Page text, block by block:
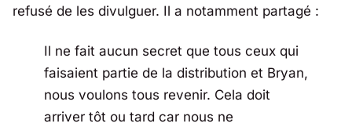
refusé de les divulguer. Il a notamment partagé :
Il ne fait aucun secret que tous ceux qui
faisaient partie de la distribution et Bryan,
nous voulons tous revenir. Cela doit
arriver tôt ou tard car nous ne